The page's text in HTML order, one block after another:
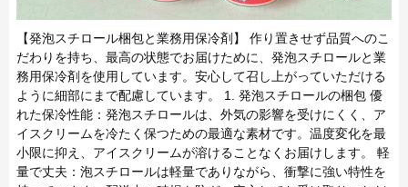
【発泡スチロール梱包と業務用保冷剤】 作り置きせず品質へのこ
だわりを持ち、最高の状態でお届けために、発泡スチロールと業
務用保冷剤を使用しています。安心して召し上がっていただける
ように細部にまで配慮しています。 1. 発泡スチロールの梱包 優
れた保冷性能：発泡スチロールは、外気の影響を受けにくく、ア
イスクリームを冷たく保つための最適な素材です。温度変化を最
小限に抑え、アイスクリームが溶けることなくお届けします。 軽
量で丈夫：泡スチロールは軽量でありながら、衝撃に強い特性を